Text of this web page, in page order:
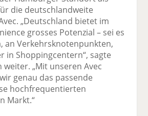
die deutschlandweite
„Deutschland bietet im
grosses Potenzial – sei es
an Verkehrsknotenpunkten,
in Shoppingcentern“, sagte
„Mit unseren Avec
genau das passende
hochfrequentierten
Markt.“